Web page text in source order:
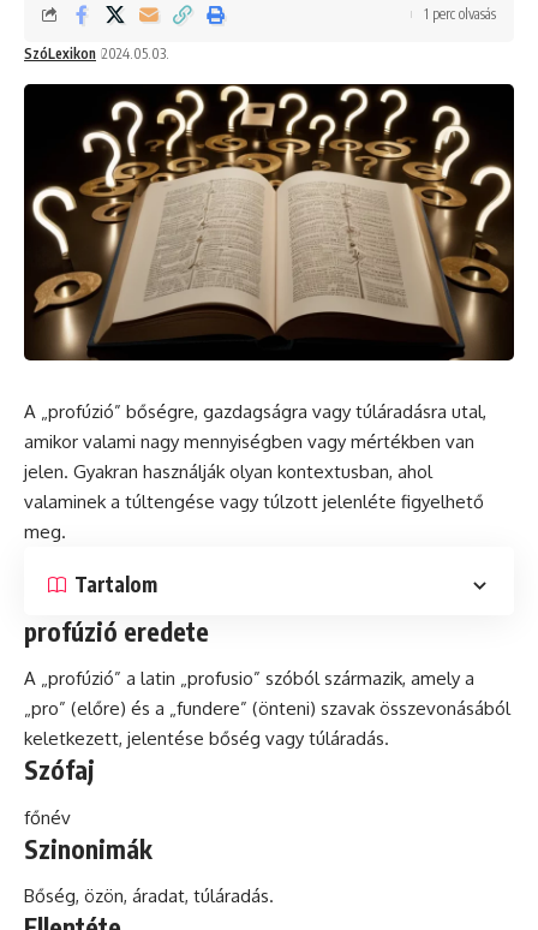
SzóLexikon 2024.05.03.
1 perc olvasás
A „profúzió” bőségre, gazdagságra vagy túláradásra utal,
amikor valami nagy mennyiségben vagy mértékben van
jelen. Gyakran használják olyan kontextusban, ahol
valaminek a túltengése vagy túlzott jelenléte figyelhető
meg.
Tartalom
profúzió eredete
A „profúzió” a latin „profusio” szóból származik, amely a
„pro” (előre) és a „fundere” (önteni) szavak összevonásából
keletkezett, jelentése bőség vagy túláradás.
Szófaj
főnév
Szinonimák
Bőség, özön, áradat, túláradás.